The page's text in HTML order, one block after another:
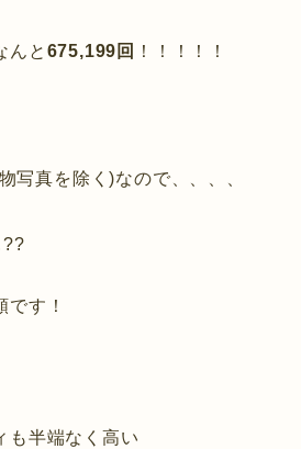
んと 675,199回 ！！！！！
写真を除く)なので、、、、
す！
も半端なく高い